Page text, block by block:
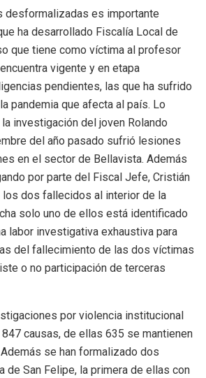
desformalizadas es importante
ha desarrollado Fiscalía Local de
que tiene como víctima al profesor
vigente y en etapa
pendientes, las que ha sufrido
pandemia que afecta al país. Lo
investigación del joven Rolando
del año pasado sufrió lesiones
en el sector de Bellavista. Además
por parte del Fiscal Jefe, Cristián
los dos fallecidos al interior de la
solo uno de ellos está identificado
labor investigativa exhaustiva para
del fallecimiento de las dos víctimas
o no participación de terceras
por violencia institucional
causas, de ellas 635 se mantienen
se han formalizado dos
de San Felipe, la primera de ellas con